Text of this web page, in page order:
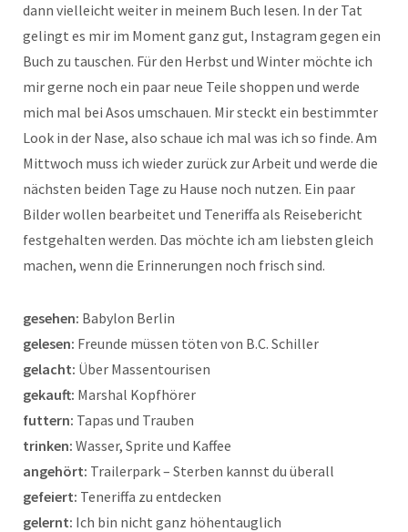
dann vielleicht weiter in meinem Buch lesen. In der Tat
gelingt es mir im Moment ganz gut, Instagram gegen ein
Buch zu tauschen. Für den Herbst und Winter möchte ich
mir gerne noch ein paar neue Teile shoppen und werde
mich mal bei Asos umschauen. Mir steckt ein bestimmter
Look in der Nase, also schaue ich mal was ich so finde. Am
Mittwoch muss ich wieder zurück zur Arbeit und werde die
nächsten beiden Tage zu Hause noch nutzen. Ein paar
Bilder wollen bearbeitet und Teneriffa als Reisebericht
festgehalten werden. Das möchte ich am liebsten gleich
machen, wenn die Erinnerungen noch frisch sind.
gesehen: Babylon Berlin
gelesen: Freunde müssen töten von B.C. Schiller
gelacht: Über Massentourisen
gekauft: Marshal Kopfhörer
futtern: Tapas und Trauben
trinken: Wasser, Sprite und Kaffee
angehört: Trailerpark – Sterben kannst du überall
gefeiert: Teneriffa zu entdecken
gelernt: Ich bin nicht ganz höhentauglich